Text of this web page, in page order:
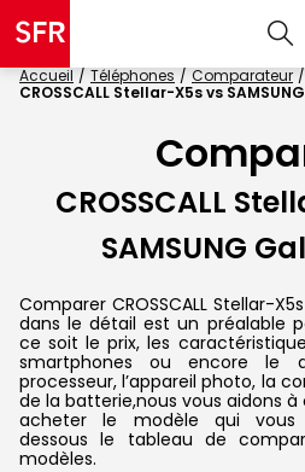
Accueil Téléphones
Comparateur
CROSSCALL Stellar-X5s vs
CROSSCALL
SAMSUNG
Comparer CROSSCALL Stellar-
dans le détail est un préalable
ce soit le prix, les
smartphones ou encore le
processeur, l’appareil photo, la
de la batterie,nous vous aidons
acheter le modèle qui vous
dessous le tableau de
modèles.